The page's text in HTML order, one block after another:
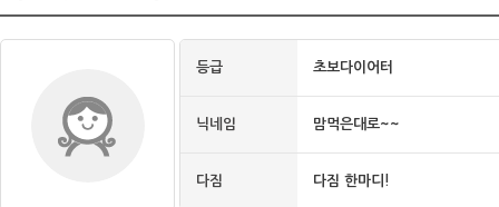
등급 초보다이어터
닉네임 맘먹은대로~~
다짐 다짐 한마디!